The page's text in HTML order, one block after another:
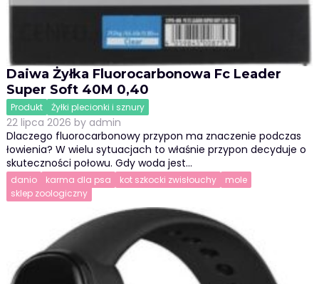
Daiwa Żyłka Fluorocarbonowa Fc Leader
Super Soft 40M 0,40
Produkt Żyłki plecionki i sznury
22 lipca 2026 by admin
Dlaczego fluorocarbonowy przypon ma znaczenie podczas
łowienia? W wielu sytuacjach to właśnie przypon decyduje o
skuteczności połowu. Gdy woda jest…
danio karma dla psa kot szkocki zwisłouchy
mole
sklep zoologiczny